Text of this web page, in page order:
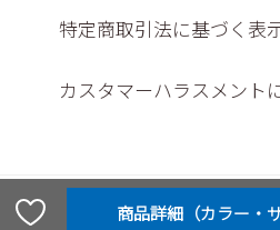
特定商取引法に基づく表
カスタマーハラスメント
© Washington